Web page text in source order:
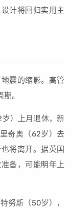
计将回归实用主
震的缩影。高管
。
岁）上月退休，新
奇奥（62岁）去
将离开。据英国
备，可能明年上
努斯（50岁），